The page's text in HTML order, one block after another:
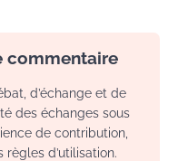
commentaire
d’échange et de
des échanges sous
de contribution,
règles d’utilisation.